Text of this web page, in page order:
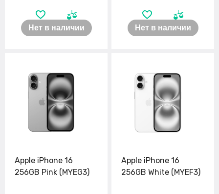
Нет в наличии Нет в наличии
Apple iPhone 16
256GB Pink (MYEG3)
Apple iPhone 16
256GB White (MYEF3)